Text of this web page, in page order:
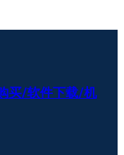
买/软件下载/机